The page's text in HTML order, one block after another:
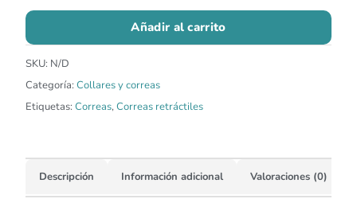
Añadir al carrito
SKU: N/D
Categoría: Collares y correas
Etiquetas: Correas,Correas retráctiles
Descripción Información adicional Valoraciones (0)